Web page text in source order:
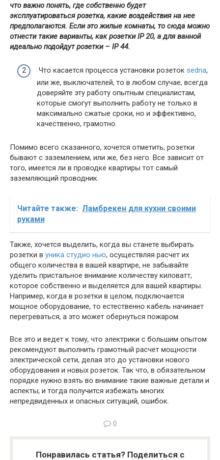
что важно понять, где собственно будет
эксплуатироваться розетка, какие воздействия на нее
предполагаются. Если это жилые комнаты, то сюда можно
отнести такие варианты, как розетки IP 20, а для ванной
идеально подойдут розетки – IP 44.
Что касается процесса установки розеток sedna,
или же, выключателей, то в любом случае, всегда
доверяйте эту работу опытным специалистам,
которые смогут выполнить работу не только в
максимально сжатые сроки, но и эффективно,
качественно, грамотно.
Помимо всего сказанного, хочется отметить, розетки
бывают с заземлением, или же, без него. Все зависит от
того, имеется ли в проводке квартиры тот самый
заземляющий проводник.
Читайте также: Ламбрекен для кухни своими
руками
Также, хочется выделить, когда вы станете выбирать
розетки в уника студио нью, осуществляя расчет их
общего количества в вашей квартире, не забывайте
уделить пристальное внимание количеству киловатт,
которое собственно и выделяется для вашей квартиры.
Например, когда в розетки в целом, подключается
мощное оборудование, то естественно кабель начинает
перегреваться, а это может обернуться пожаром.
Все это и ведет к тому, что электрики с большим опытом
рекомендуют выполнить грамотный расчет мощности
электрической сети, делая это до установки нового
оборудования и новых розеток. Так что, в обязательном
порядке нужно взять во внимание такие важные детали и
аспекты, и тогда получится избежать многих
непредвиденных и опасных ситуаций, ошибок.
0
Понравилась статья? Поделиться с